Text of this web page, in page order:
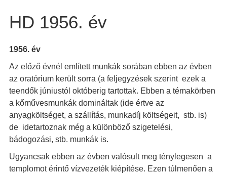
HD 1956. év
1956. év
Az előző évnél említett munkák sorában ebben az évben
az oratórium került sorra (a feljegyzések szerint ezek a
teendők júniustól októberig tartottak. Ebben a témakörben
a kőművesmunkák domináltak (ide értve az
anyagköltséget, a szállítás, munkadíj költségeit, stb. is)
de idetartoznak még a különböző szigetelési,
bádogozási, stb. munkák is.
Ugyancsak ebben az évben valósult meg ténylegesen a
templomot érintő vízvezeték kiépítése. Ezen túlmenően a